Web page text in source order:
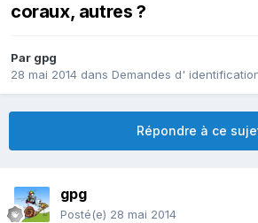
coraux, autres ?
Par gpg
28 mai 2014 dans Demandes d'
Répondre à ce
gpg
Posté(e) 28 mai 2014